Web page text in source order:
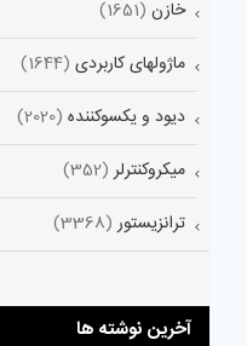
خازن (1651)
ماژولهای کاربردی (1644)
دیود و یکسوکننده (2020)
میکروکنترلر (352)
ترانزیستور (3368)
آخرین نوشته ها